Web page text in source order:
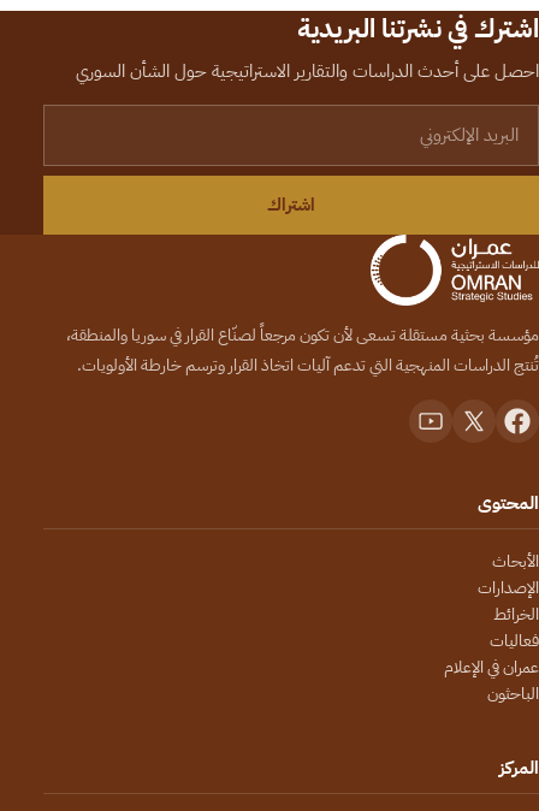
اشترك في نشرتنا البريدية
احصل على أحدث الدراسات والتقارير الاستراتيجية حول الشأن السوري
اشتراك
مؤسسة بحثية مستقلة تسعى لأن تكون مرجعاً لصنّاع القرار في سوريا والمنطقة،
تُنتج الدراسات المنهجية التي تدعم آليات اتخاذ القرار وترسم خارطة الأولويات.
المحتوى
الأبحاث
الإصدارات
الخرائط
فعاليات
عمران في الإعلام
الباحثون
المركز